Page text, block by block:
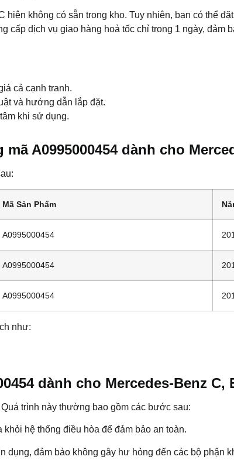
không có sẵn trong kho. Tuy nhiên, bạn có thể
cấp dịch vụ giao hàng hoả tốc chỉ trong 1 ngày, đảm
cả cạnh tranh.
và hướng dẫn lắp đặt.
khi sử dụng.
A0995000454 dành cho
Mã Sản Phẩm
A0995000454
A0995000454
A0995000454
như:
dành cho Mercedes-Benz C,
trình này thường bao gồm các bước sau:
hệ thống điều hòa để đảm bảo an toàn.
dụng, đảm bảo không gây hư hỏng đến các bộ phận